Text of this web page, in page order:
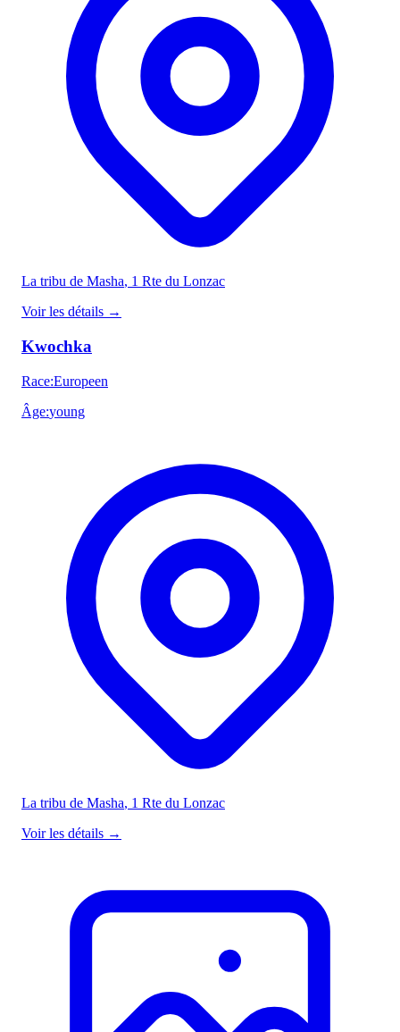
La tribu de Masha, 1 Rte du Lonzac
Voir les détails →
Kwochka
Race:Europeen
Âge:young
La tribu de Masha, 1 Rte du Lonzac
Voir les détails →